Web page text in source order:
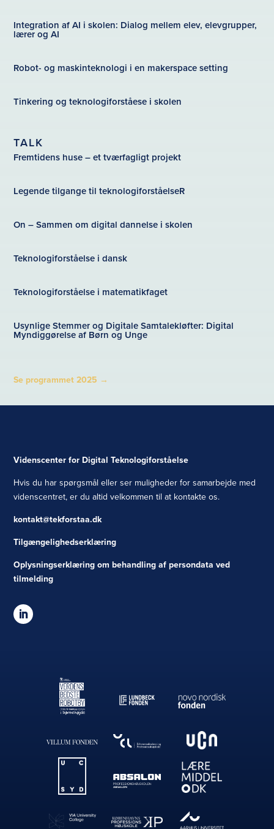
Integration af AI i skolen: Dialog mellem elev, elevgrupper,
lærer og AI
Robot- og maskinteknologi i en makerspace setting
Tinkering og teknologiforståese i skolen
TALK
Fremtidens huse – et tværfagligt projekt
Legende tilgange til teknologiforståelseR
On – Sammen om digital dannelse i skolen
Teknologiforståelse i dansk
Teknologiforståelse i matematikfaget
Usynlige Stemmer og Digitale Samtalekløfter: Digital
Myndiggørelse af Børn og Unge
Se programmet 2025 →
Videnscenter for Digital Teknologiforståelse
Hvis du har spørgsmål eller ser muligheder for samarbejde med
videnscentret, er du altid velkommen til at kontakte os.
kontakt@tekforstaa.dk
Tilgængelighedserklæring
Oplysningserklæring om behandling af persondata ved
tilmelding